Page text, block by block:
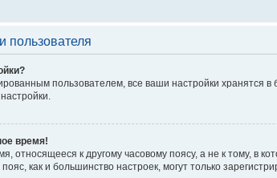
пользователя
пользователем, все ваши настройки
время!
относящееся к другому часовому поясу, а не к тому, в
как и большинство настроек, могут только